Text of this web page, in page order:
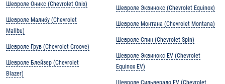
Шевроле Оникс (Chevrolet Onix)
Шевроле Малибу (Chevrolet
Malibu)
Шевроле Грув (Chevrolet Groove)
Шевроле Блейзер (Chevrolet
Blazer)
Шевроле Эквинокс (Chevrolet Equinox)
Шевроле Монтана (Chevrolet Montana)
Шевроле Спин (Chevrolet Spin)
Шевроле Эквинокс EV (Chevrolet
Equinox EV)
Шевроле Сильверадо EV (Chevrolet